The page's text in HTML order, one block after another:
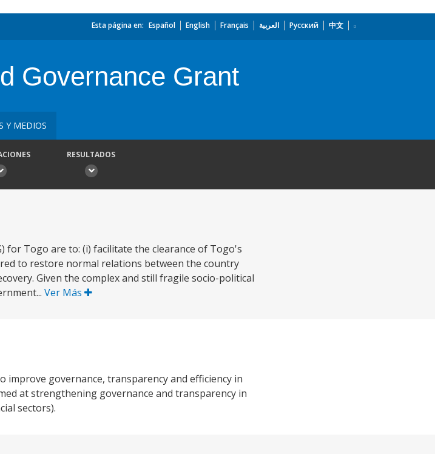
Esta página en: Español English Français العربية Русский 中文
Governance Grant
Y MEDIOS
RESULTADOS
for Togo are to: (i) facilitate the clearance of Togo's
to restore normal relations between the country
Given the complex and still fragile socio-political
Ver Más
governance, transparency and efficiency in
at strengthening governance and transparency in
sectors).